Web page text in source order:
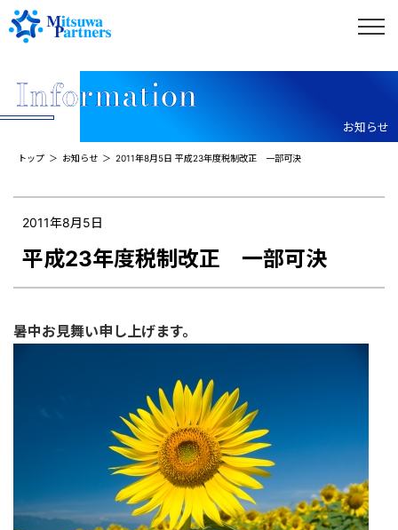
お知らせ
トップ お知らせ 2011年8月5日 平成23年度税制改正 一部可決
2011年8月5日
平成23年度税制改正 一部可決
暑中お見舞い申し上げます。